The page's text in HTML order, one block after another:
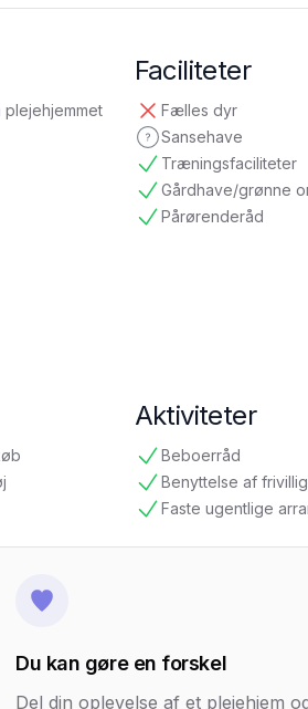
Faciliteter
Fælles dyr
ikke tilgængelig
Sansehave
ikke oplyst
Træningsfaciliteter
tilgængelig
Gårdhave/grønne
tilgængelig
Pårørenderåd
tilgængelig
Aktiviteter
Beboerråd
tilgængelig
Benyttelse af
tilgængelig
Faste ugentlige
tilgængelig
Plejehjem i Københavns
Du kan gøre en forskel
Del din oplevelse af et plejehjem